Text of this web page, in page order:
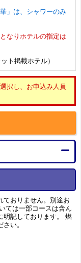
」は、シャワーのみ
なりホテルの指定は
ト掲載ホテル）
択し、お申込み人員
ておりません。別途お
ては一部コースは含ん
明記しております。 燃
い。